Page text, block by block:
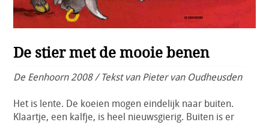
De stier met de mooie benen
De Eenhoorn 2008 / Tekst van Pieter van Oudheusden
Het is lente. De koeien mogen eindelijk naar buiten.
Klaartje, een kalfje, is heel nieuwsgierig. Buiten is er